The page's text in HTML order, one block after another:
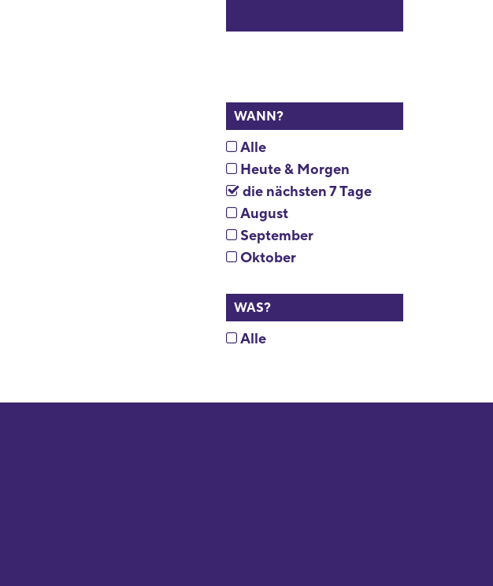
WANN?
Alle
Heute & Morgen
die nächsten 7 Tage
August
September
Oktober
WAS?
Alle